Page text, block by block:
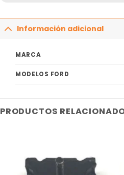
Información adicional
MARCA
MODELOS FORD
PRODUCTOS